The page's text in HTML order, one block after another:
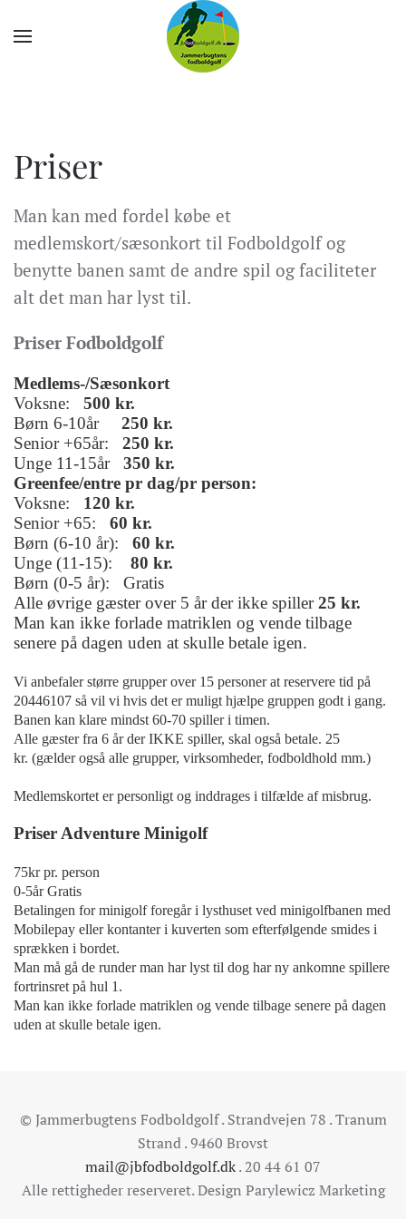
Priser
Man kan med fordel købe et
medlemskort/sæsonkort til Fodboldgolf og
benytte banen samt de andre spil og faciliteter
alt det man har lyst til.
Priser Fodboldgolf
Medlems-/Sæsonkort
Voksne: 500 kr.
Børn 6-10år 250 kr.
Senior +65år: 250 kr.
Unge 11-15år 350 kr.
Greenfee/entre pr dag/pr person:
Voksne: 120 kr.
Senior +65: 60 kr.
Børn (6-10 år): 60 kr.
Unge (11-15): 80 kr.
Børn (0-5 år): Gratis
Alle øvrige gæster over 5 år der ikke spiller25 kr.
Man kan ikke forlade matriklen og vende tilbage
senere på dagen uden at skulle betale igen.
Vi anbefaler større grupper over 15 personer at reservere tid på
20446107 så vil vi hvis det er muligt hjælpe gruppen godt i gang.
Banen kan klare mindst 60-70 spiller i timen.
Alle gæster fra 6 år der IKKE spiller, skal også betale. 25
kr. (gælder også alle grupper, virksomheder, fodboldhold mm.)
Medlemskortet er personligt og inddrages i tilfælde af misbrug.
Priser Adventure Minigolf
75kr pr. person
0-5år Gratis
Betalingen for minigolf foregår i lysthuset ved minigolfbanen med
Mobilepay eller kontanter i kuverten som efterfølgende smides i
sprækken i bordet.
Man må gå de runder man har lyst til dog har ny ankomne spillere
fortrinsret på hul 1.
Man kan ikke forlade matriklen og vende tilbage senere på dagen
uden at skulle betale igen.
© Jammerbugtens Fodboldgolf . Strandvejen 78 . Tranum
Strand . 9460 Brovst
mail@jbfodboldgolf.dk. 20 44 61 07
Alle rettigheder reserveret. Design Parylewicz Marketing